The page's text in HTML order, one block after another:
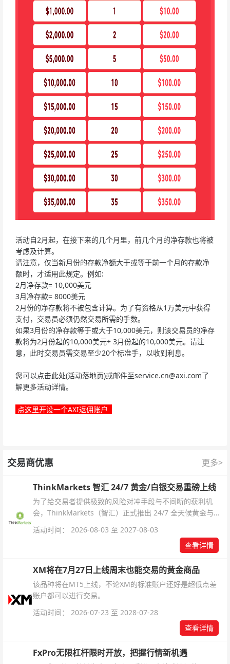
活动自2月起，在接下来的几个月里，前几个月的净存款也将被
考虑及计算。
请注意，仅当新月份的存款净额大于或等于前一个月的存款净
额时，才适用此规定。例如:
2月净存款= 10,000美元
3月净存款= 8000美元
2月份的净存款将不被包含计算。为了有资格从1万美元中获得
支付，交易员必须仍然交易所需的手数。
如果3月份的净存款等于或大于10,000美元，则该交易员的净存
款将为2月份起的10,000美元+ 3月份起的10,000美元。请注
意，此时交易员需交易至少20个标准手，以收到利息。
您可以点击此处(活动落地页)或邮件至service.cn@axi.com了
解更多活动详情。
点这里开设一个AXI返佣账户
交易商优惠 更多>
ThinkMarkets 智汇 24/7 黄金/白银交易重磅上线
为了给交易者提供极致的风险对冲手段与不间断的获利机
会，ThinkMarkets（智汇）正式推出 24/7 全天候黄金与白
杆配置、支持软件及交易细则。
活动时间： 2026-08-03 至 2027-08-03
查看详情
XM将在7月27日上线周末也能交易的黄金商品
该品种将在MT5上线，不论XM的标准账户还好是超低点差
账户都可以进行交易。
活动时间： 2026-07-23 至 2028-07-28
查看详情
FxPro无限杠杆限时开放，把握行情新机遇